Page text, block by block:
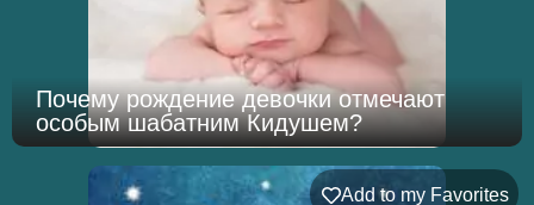
Почему рождение девочки отмечают
особым шабатним Кидушем?
Add to my Favorites